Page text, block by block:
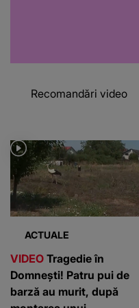
Recomandări video
ACTUALE
VIDEO Tragedie în
Domnești! Patru pui de
barză au murit, după